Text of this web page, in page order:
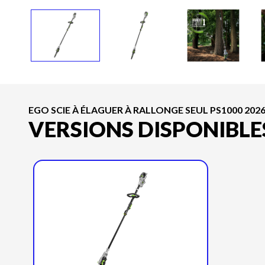
EGO SCIE À ÉLAGUER À RALLONGE SEUL PS1000 2026
VERSIONS